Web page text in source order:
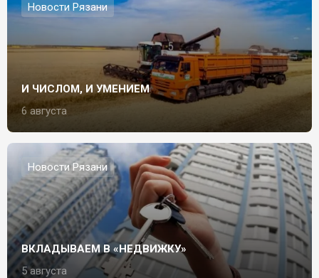
Новости Рязани
И ЧИСЛОМ, И УМЕНИЕМ
6 августа
Новости Рязани
ВКЛАДЫВАЕМ В «НЕДВИЖКУ»
5 августа